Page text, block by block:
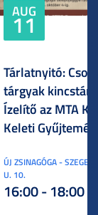
AUG
11
Tárlatnyitó:
tárgyak
Ízelítő az MTA
Keleti
ÚJ ZSINAGÓGA -
U. 10.
16:00 - 18:00